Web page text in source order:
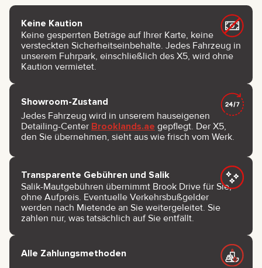
Keine Kaution
Keine gesperrten Beträge auf Ihrer Karte, keine
versteckten Sicherheitseinbehalte. Jedes Fahrzeug in
unserem Fuhrpark, einschließlich des X5, wird ohne
Kaution vermietet.
Showroom-Zustand
Jedes Fahrzeug wird in unserem hauseigenen
Detailing-Center Brooklands.ae gepflegt. Der X5,
den Sie übernehmen, sieht aus wie frisch vom Werk.
Transparente Gebühren und Salik
Salik-Mautgebühren übernimmt Brook Drive für Sie,
ohne Aufpreis. Eventuelle Verkehrsbußgelder
werden nach Mietende an Sie weitergeleitet. Sie
zahlen nur, was tatsächlich auf Sie entfällt.
Alle Zahlungsmethoden